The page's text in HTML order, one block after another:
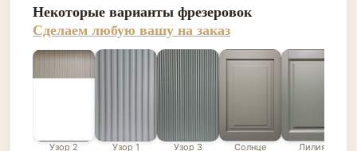
Некоторые варианты фрезеровок
Сделаем любую вашу на заказ
Узор 2 Узор 1 Узор 3 Солнце Лилия